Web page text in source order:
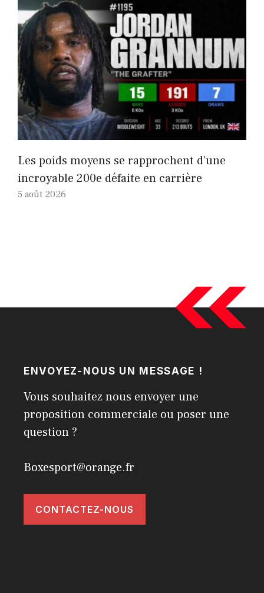
Les poids moyens se rapprochent d’une
incroyable 200e défaite en carrière
5 août 2026
ENVOYEZ-NOUS UN MESSAGE !
Vous souhaitez nous envoyer une
proposition commerciale ou poser une
question ?
Boxesport@orange.fr
CONTACTEZ-NOUS